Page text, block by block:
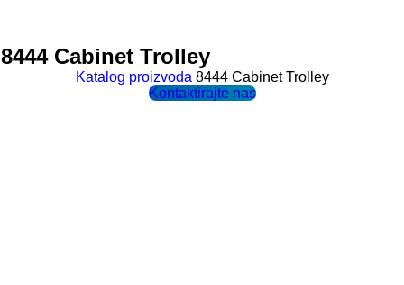
8444 Cabinet Trolley
Katalog proizvoda 8444 Cabinet Trolley
Kontaktirajte nas